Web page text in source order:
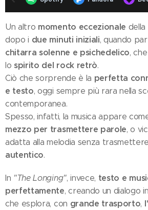
Un altro momento eccezionale
dopo i due minuti iniziali, quando
chitarra solenne e psichedelico,
lospirito del rock retrò.
Ciò che sorprende è la perfetta
e testo, oggi sempre più rara nella
contemporanea.
Spesso, infatti, la musica appare
mezzo per trasmettere parole, o
adatta alla melodia senza
autentico.
In "The Longing", invece, testo e
perfettamente, creando un dialogo
che esplora, con grande trasporto,